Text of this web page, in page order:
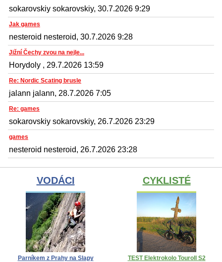
sokarovskiy sokarovskiy, 30.7.2026 9:29
Jak games
nesteroid nesteroid, 30.7.2026 9:28
Jižní Čechy zvou na nejle...
Horydoly , 29.7.2026 13:59
Re: Nordic Scating brusle
jalann jalann, 28.7.2026 7:05
Re: games
sokarovskiy sokarovskiy, 26.7.2026 23:29
games
nesteroid nesteroid, 26.7.2026 23:28
VODÁCI
Parníkem z Prahy na Slapy
CYKLISTÉ
TEST Elektrokolo Touroll S2